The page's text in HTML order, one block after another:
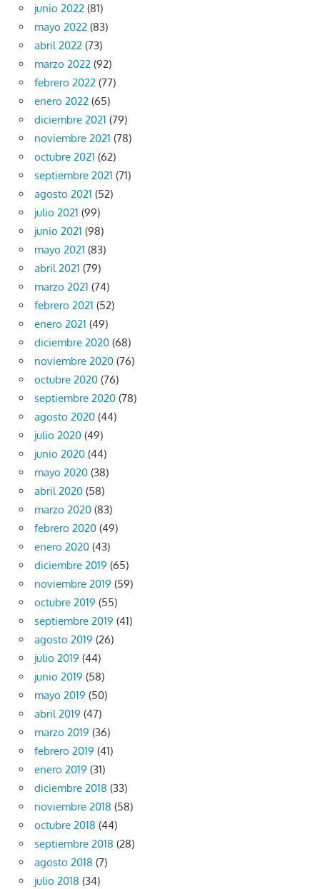
junio 2022 (81)
mayo 2022 (83)
abril 2022 (73)
marzo 2022 (92)
febrero 2022 (77)
enero 2022 (65)
diciembre 2021 (79)
noviembre 2021 (78)
octubre 2021 (62)
septiembre 2021 (71)
agosto 2021 (52)
julio 2021 (99)
junio 2021 (98)
mayo 2021 (83)
abril 2021 (79)
marzo 2021 (74)
febrero 2021 (52)
enero 2021 (49)
diciembre 2020 (68)
noviembre 2020 (76)
octubre 2020 (76)
septiembre 2020 (78)
agosto 2020 (44)
julio 2020 (49)
junio 2020 (44)
mayo 2020 (38)
abril 2020 (58)
marzo 2020 (83)
febrero 2020 (49)
enero 2020 (43)
diciembre 2019 (65)
noviembre 2019 (59)
octubre 2019 (55)
septiembre 2019 (41)
agosto 2019 (26)
julio 2019 (44)
junio 2019 (58)
mayo 2019 (50)
abril 2019 (47)
marzo 2019 (36)
febrero 2019 (41)
enero 2019 (31)
diciembre 2018 (33)
noviembre 2018 (58)
octubre 2018 (44)
septiembre 2018 (28)
agosto 2018 (7)
julio 2018 (34)